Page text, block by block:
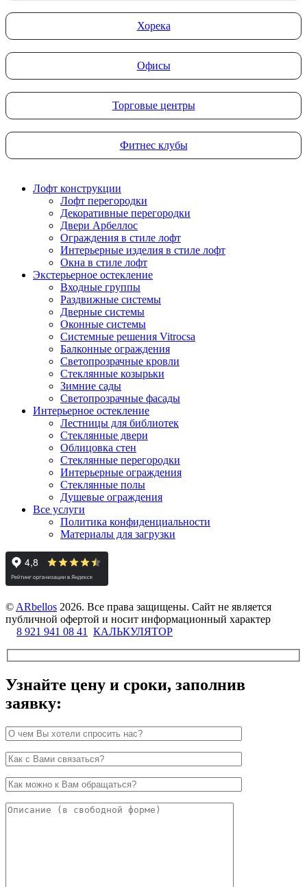
Хорека
Офисы
Торговые центры
Фитнес клубы
Лофт конструкции
Лофт перегородки
Декоративные перегородки
Двери Арбеллос
Ограждения в стиле лофт
Интерьерные изделия в стиле лофт
Окна в стиле лофт
Экстерьерное остекление
Входные группы
Раздвижные системы
Дверные системы
Оконные системы
Системные решения Vitrocsa
Балконные ограждения
Светопрозрачные кровли
Стеклянные козырьки
Зимние сады
Светопрозрачные фасады
Интерьерное остекление
Лестницы для библиотек
Стеклянные двери
Облицовка стен
Стеклянные перегородки
Интерьерные ограждения
Стеклянные полы
Душевые ограждения
Все услуги
Политика конфиденциальности
Материалы для загрузки
© ARbellos 2026. Все права защищены. Сайт не является
публичной офертой и носит информационный характер
8 921 941 08 41
КАЛЬКУЛЯТОР
Узнайте цену и сроки, заполнив
заявку: